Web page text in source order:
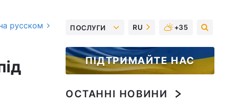
русском ПОСЛУГИ RU +35
ПІДТРИМАЙТЕ НАС
ОСТАННІ НОВИНИ